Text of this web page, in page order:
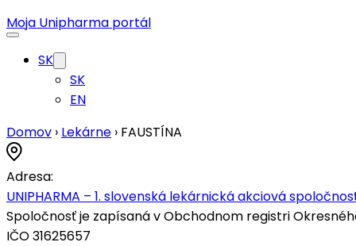
Moja Unipharma portál
SK
SK
EN
Domov › Lekárne › FAUSTÍNA
Adresa:
UNIPHARMA – 1. slovenská lekárnická akciová
Spoločnosť je zapísaná v Obchodnom registri
IČO 31625657